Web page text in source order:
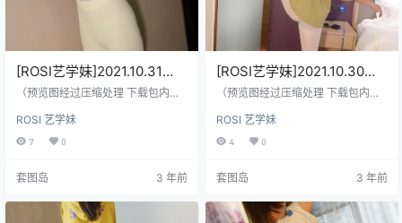
[ROSI艺学妹]2021.10.31
NO.243[133+1P／170MB]
（预览图经过压缩处理 下载包内是
ROSI 艺学妹
7 0
套图岛 3 年前
[ROSI艺学妹]2021.10.30
NO.242[48+1P／67.2MB]
（预览图经过压缩处理 下载包内是
ROSI 艺学妹
4 0
套图岛 3 年前